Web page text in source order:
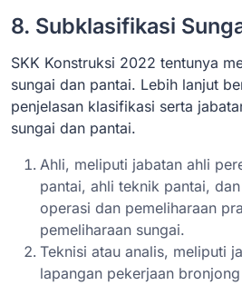
8. Subklasifikasi
SKK Konstruksi 2022 tentunya
sungai dan pantai. Lebih lanjut
penjelasan klasifikasi serta
sungai dan pantai.
Ahli, meliputi jabatan ahli
pantai, ahli teknik pantai,
operasi dan pemeliharaan
pemeliharaan sungai.
Teknisi atau analis, meliputi
lapangan pekerjaan